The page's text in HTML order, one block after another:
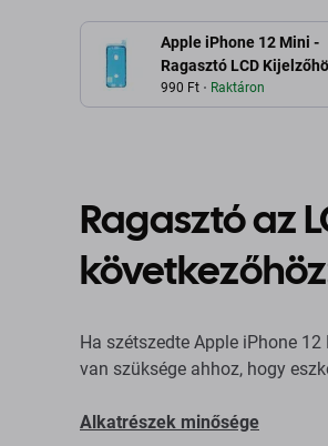
Apple iPhone 12 Mini -
Ragasztó LCD
(Adhesive)
990 Ft Raktáron
Ragasztó az
Ha szétszedte Apple iPhone
van szüksége ahhoz, hogy
Alkatrészek minősége